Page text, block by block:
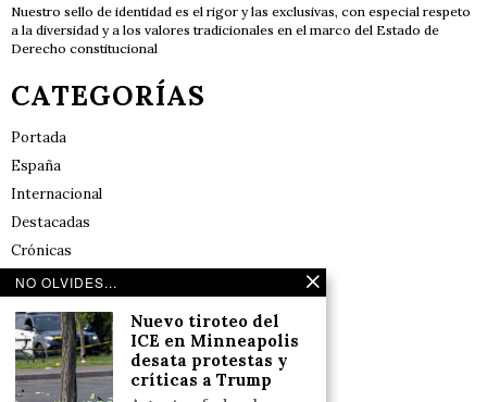
Nuestro sello de identidad es el rigor y las exclusivas, con especial respeto
a la diversidad y a los valores tradicionales en el marco del Estado de
Derecho constitucional
CATEGORÍAS
Portada
España
Internacional
Destacadas
Crónicas
Noticias de deportes en España
Reflexiones
LINKS
NO OLVIDES...
Nuevo tiroteo del
ICE en Minneapolis
desata protestas y
críticas a Trump